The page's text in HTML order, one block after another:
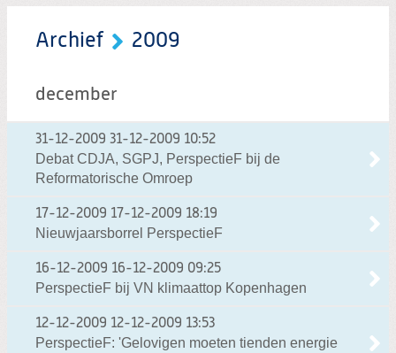
Archief 2009
december
31-12-2009 31-12-2009 10:52
Debat CDJA, SGPJ, PerspectieF bij de
Reformatorische Omroep
17-12-2009 17-12-2009 18:19
Nieuwjaarsborrel PerspectieF
16-12-2009 16-12-2009 09:25
PerspectieF bij VN klimaattop Kopenhagen
12-12-2009 12-12-2009 13:53
PerspectieF: 'Gelovigen moeten tienden energie